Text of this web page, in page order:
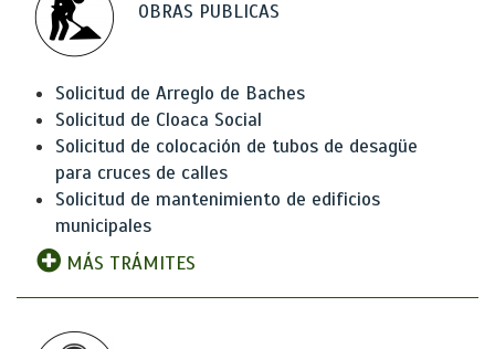
OBRAS PUBLICAS
Solicitud de Arreglo de Baches
Solicitud de Cloaca Social
Solicitud de colocación de tubos de desagüe
para cruces de calles
Solicitud de mantenimiento de edificios
municipales
MÁS TRÁMITES